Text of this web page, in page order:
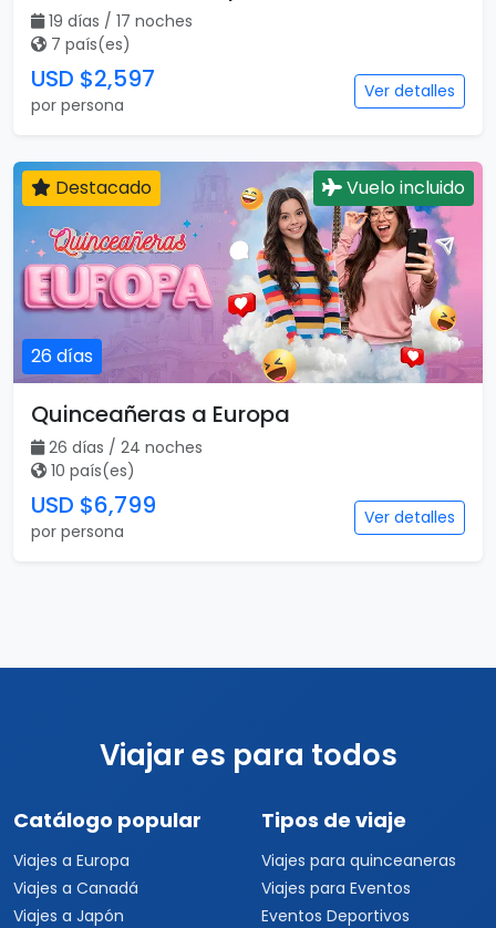
19 días / 17 noches
7 país(es)
USD $2,597
por persona
Ver detalles
26 días
Destacado Vuelo incluido
Quinceañeras a Europa
26 días / 24 noches
10 país(es)
USD $6,799
por persona
Ver detalles
Viajar es para todos
Catálogo popular
Viajes a Europa
Viajes a Canadá
Viajes a Japón
Tipos de viaje
Viajes para quinceaneras
Viajes para Eventos
Eventos Deportivos